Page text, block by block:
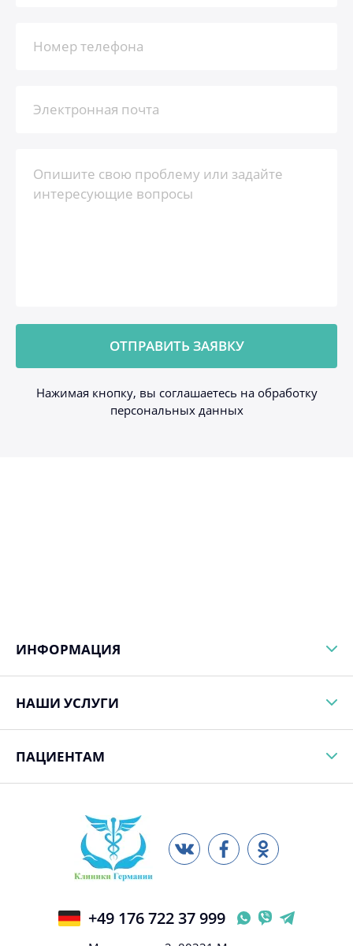
Нажимая кнопку, вы соглашаетесь на обработку
персональных данных
ИНФОРМАЦИЯ
НАШИ УСЛУГИ
ПАЦИЕНТАМ
+49 176 722 37 999